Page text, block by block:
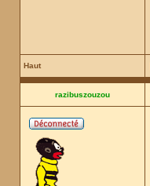
Haut
razibuszouzou